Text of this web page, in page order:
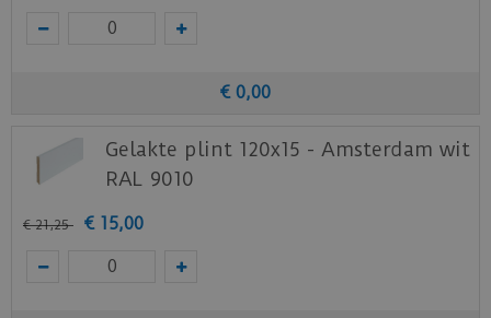
€ 0,00
Gelakte plint 120x15 - Amsterdam wit
RAL 9010
€ 21,25 € 15,00